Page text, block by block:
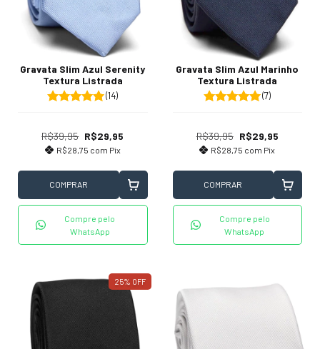
Gravata Slim Azul Serenity
Textura Listrada
(14)
R$39,95 R$29,95
R$28,75 com Pix
COMPRAR
Compre pelo
WhatsApp
Gravata Slim Azul Marinho
Textura Listrada
(7)
R$39,95 R$29,95
R$28,75 com Pix
COMPRAR
Compre pelo
WhatsApp
25% OFF